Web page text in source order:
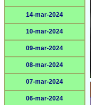
14-mar-2024
10-mar-2024
09-mar-2024
08-mar-2024
07-mar-2024
06-mar-2024